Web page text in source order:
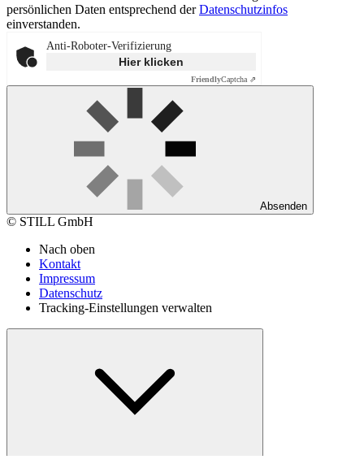
persönlichen Daten entsprechend derDatenschutzinfos
einverstanden.
Anti-Roboter-Verifizierung
Hier klicken
FriendlyCaptcha ⇗
Absenden
© STILL GmbH
Nach oben
Kontakt
Impressum
Datenschutz
Tracking-Einstellungen verwalten